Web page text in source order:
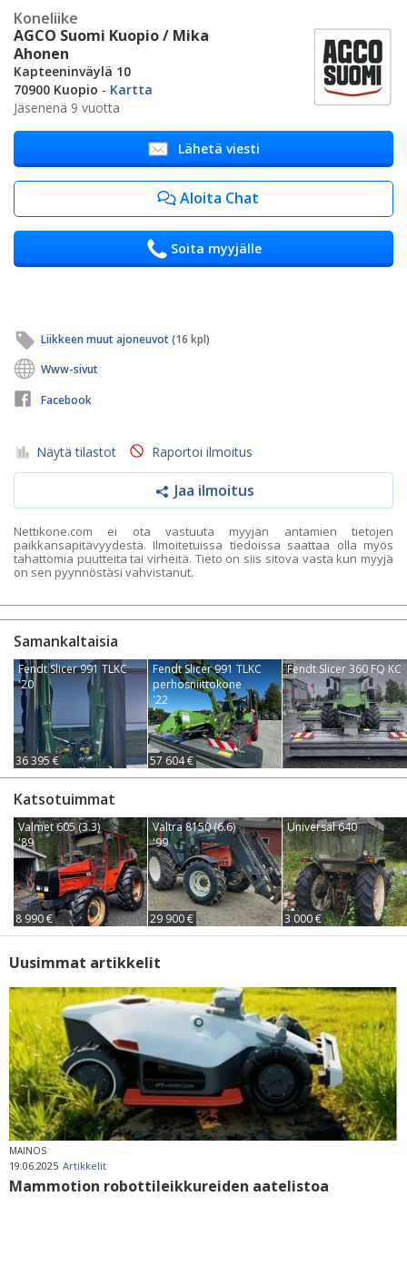
Koneliike
AGCO Suomi Kuopio / Mika
Ahonen
Kapteeninväylä 10
70900 Kuopio - Kartta
Jäsenenä 9 vuotta
Lähetä viesti
Aloita Chat
Soita myyjälle
Liikkeen muut ajoneuvot(16 kpl)
Www-sivut
Facebook
Näytä tilastot Raportoi ilmoitus
Jaa ilmoitus
Nettikone.com ei ota vastuuta myyjän antamien tietojen
paikkansapitävyydestä. Ilmoitetuissa tiedoissa saattaa olla myös
tahattomia puutteita tai virheitä. Tieto on siis sitova vasta kun myyjä
on sen pyynnöstäsi vahvistanut.
Samankaltaisia
Fendt Slicer 991 TLKC
'20
36 395 €
Fendt Slicer 991 TLKC
perhosniittokone
'22
57 604 €
Fendt Slicer 360 FQ KC
Katsotuimmat
Valmet 605 (3.3)
'89
8 990 €
Valtra 8150 (6.6)
'99
29 900 €
Universal 640
3 000 €
Uusimmat artikkelit
MAINOS
19.06.2025 Artikkelit
Mammotion robottileikkureiden aatelistoa